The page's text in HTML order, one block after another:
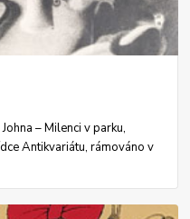
– Milenci v parku,
Antikvariátu, rámováno v